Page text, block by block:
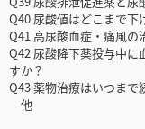
Q40 尿酸値はどこまで下
Q41 高尿酸血症・痛風の
Q42 尿酸降下薬投与中に
すか？
Q43 薬物治療はいつまで
他